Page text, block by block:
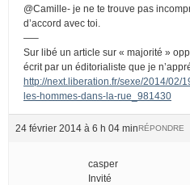
@Camille- je ne te trouve pas
d’accord avec toi.
—–
Sur libé un article sur « majorité »
écrit par un éditorialiste que je
http://next.liberation.fr/sexe/2014/02/
les-hommes-dans-la-rue_981430
24 février 2014 à 6 h 04 minRÉPONDRE
casper
Invité